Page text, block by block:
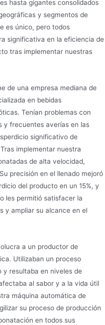
hasta gigantes consolidados
y segmentos de
es único, pero todos
significativa en la eficiencia de
tras implementar nuestras
de una empresa mediana de
en bebidas
Tenían problemas con
y frecuentes averías en las
significativo de
implementar nuestra
de alta velocidad,
precisión en el llenado mejoró
del producto en un 15%, y
les permitió satisfacer la
y ampliar su alcance en el
a un productor de
Utilizaban un proceso
y resultaba en niveles de
al sabor y a la vida útil
máquina automática de
su proceso de producción
en todos sus